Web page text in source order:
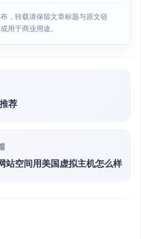
，转载请保留文章标题与原文链
用于商业用途。
荐
站空间用美国虚拟主机怎么样